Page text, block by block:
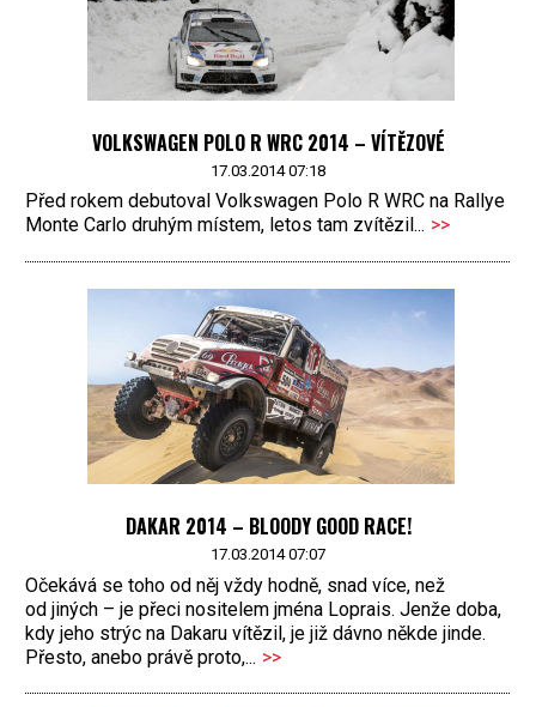
VOLKSWAGEN POLO R WRC 2014 – VÍTĚZOVÉ
17.03.2014 07:18
Před rokem debutoval Volkswagen Polo R WRC na Rallye
Monte Carlo druhým místem, letos tam zvítězil... >>
DAKAR 2014 – BLOODY GOOD RACE!
17.03.2014 07:07
Očekává se toho od něj vždy hodně, snad více, než
od jiných – je přeci nositelem jména Loprais. Jenže doba,
kdy jeho strýc na Dakaru vítězil, je již dávno někde jinde.
Přesto, anebo právě proto,... >>